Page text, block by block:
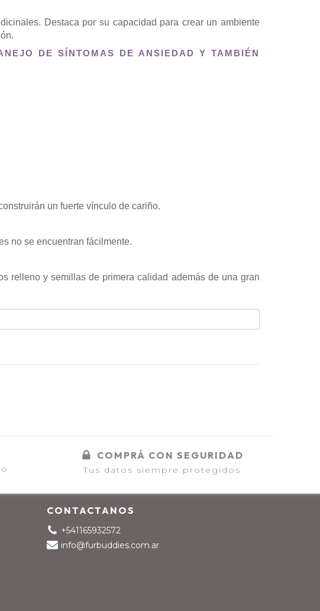
Destaca por su capacidad para crear un ambiente
DE SÍNTOMAS DE ANSIEDAD Y TAMBIÉN
un fuerte vínculo de cariño.
no se encuentran fácilmente.
relleno y semillas de primera calidad además de una gran
COMPRÁ CON SEGURIDAD
Tus datos siempre protegidos
CONTACTANOS
+541165932572
info@furbuddies.com.ar